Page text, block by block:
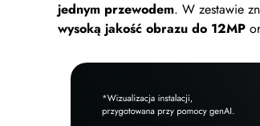
jednym przewodem. W zestawie
wysoką jakość obrazu do 12MP